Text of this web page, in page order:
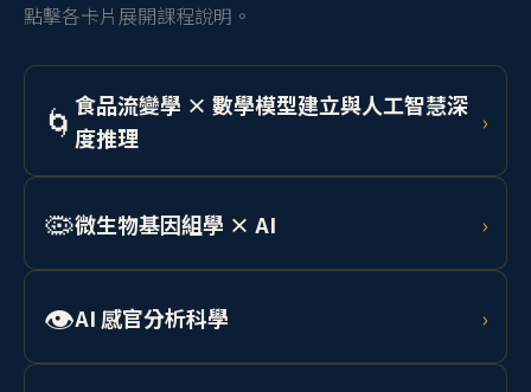
點擊各卡片展開課程說明。
🌀 食品流變學 × 數學模型建立與人工智慧深
度推理
›
學習 Herschel-Bulkley 模型與 Cox-Merz 法則，結合機
工業產線品質控制。
🦠微生物基因組學 × AI ›
整合定序技術與深度學習，分析食品相關微生物基因
預測。
👁️AI 感官分析科學 ›
結合非破壞性加工技術、電腦視覺與光譜分析進行食品